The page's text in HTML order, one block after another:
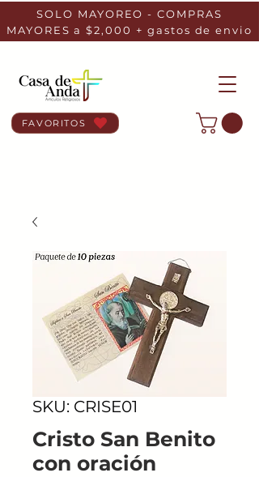
SOLO MAYOREO - COMPRAS
MAYORES a $2,000 + gastos de envio
FAVORITOS
SKU: CRISE01
Cristo San Benito
con oración